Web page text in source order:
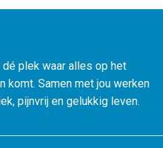
plek waar alles op het
komt. Samen met jou werken
pijnvrij en gelukkig leven.